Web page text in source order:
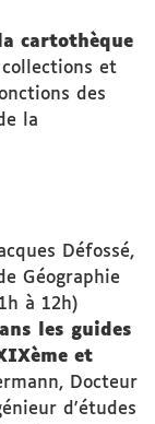
cartothèque
et
des
la
Défossé,
Géographie
à 12h)
les guides
et
Docteur
d'études